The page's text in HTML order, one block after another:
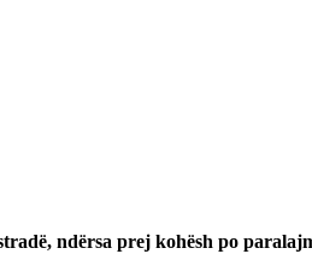
ndërsa prej kohësh po